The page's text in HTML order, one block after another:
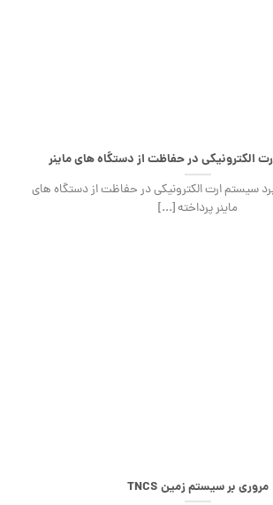
الکترونیکی در حفاظت از دستگاه های ماینر
سیستم ارت الکترونیکی در حفاظت از دستگاه های
ماینر پرداخته [...]
مروری بر سیستم زمین TNCS